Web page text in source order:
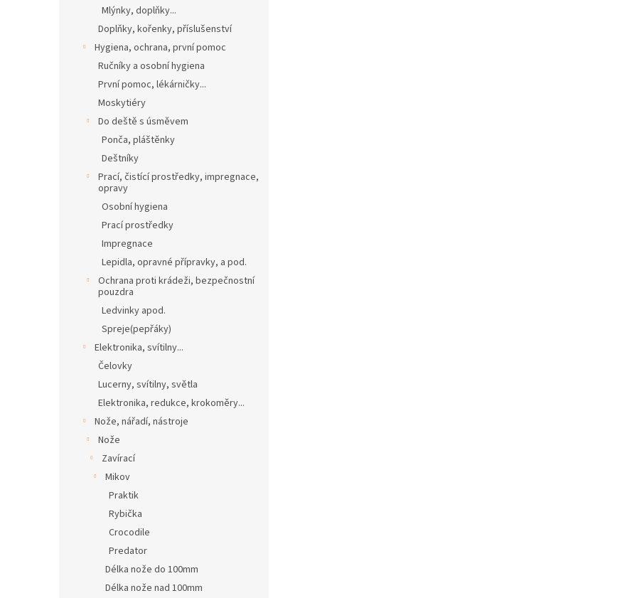
Mlýnky, doplňky...
Doplňky, kořenky, příslušenství
Hygiena, ochrana, první pomoc
Ručníky a osobní hygiena
První pomoc, lékárničky...
Moskytiéry
Do deště s úsměvem
Ponča, pláštěnky
Deštníky
Prací, čistící prostředky, impregnace,
opravy
Osobní hygiena
Prací prostředky
Impregnace
Lepidla, opravné přípravky, a pod.
Ochrana proti krádeži, bezpečnostní
pouzdra
Ledvinky apod.
Spreje(pepřáky)
Elektronika, svítilny...
Čelovky
Lucerny, svítilny, světla
Elektronika, redukce, krokoměry...
Nože, nářadí, nástroje
Nože
Zavírací
Mikov
Praktik
Rybička
Crocodile
Predator
Délka nože do 100mm
Délka nože nad 100mm